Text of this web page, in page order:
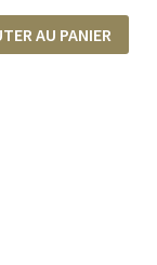
AU PANIER